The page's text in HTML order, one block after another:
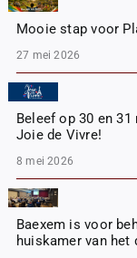
Mooie stap voor
27 mei 2026
Beleef op 30 en
Joie de Vivre!
8 mei 2026
Baexem is voor
huiskamer van het